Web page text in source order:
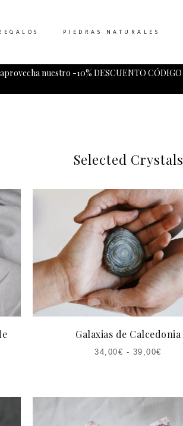
nuestro -10% DESCUENTO CÓDIGO
PIEDRAS NATURALES
Selected Crystals
Galaxias de Calcedonia
34,00€ - 39,00€